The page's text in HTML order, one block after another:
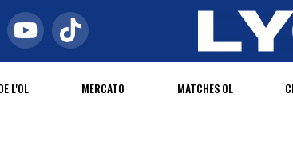
L'OL MERCATO MATCHES OL